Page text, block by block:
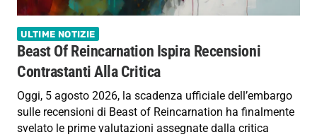
ULTIME NOTIZIE
Beast Of Reincarnation Ispira Recensioni
Contrastanti Alla Critica
Oggi, 5 agosto 2026, la scadenza ufficiale dell’embargo
sulle recensioni di Beast of Reincarnation ha finalmente
svelato le prime valutazioni assegnate dalla critica